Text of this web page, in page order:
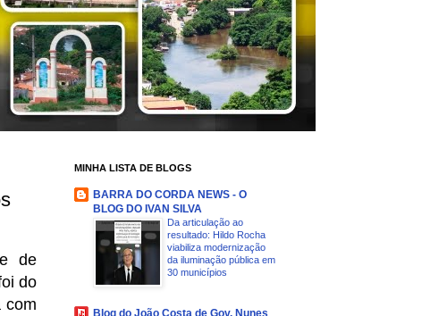
de
do
com
MINHA LISTA DE BLOGS
BARRA DO CORDA NEWS - O
BLOG DO IVAN SILVA
Da articulação ao
resultado: Hildo Rocha
viabiliza modernização
da iluminação pública em
30 municípios
Blog do João Costa de Gov. Nunes